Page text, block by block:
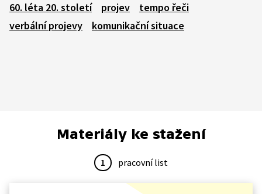
60. léta 20. století
projev
tempo řeči
verbální projevy
komunikační situace
Materiály ke stažení
1 pracovní list